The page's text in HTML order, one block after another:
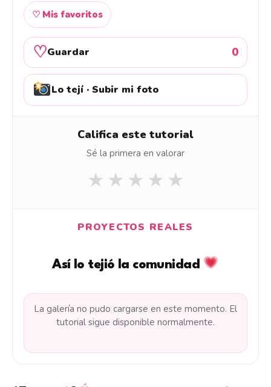
♡ Mis favoritos
♡Guardar 0
Lo tejí · Subir mi foto
Califica este tutorial
Sé la primera en valorar
★ ★ ★ ★ ★
PROYECTOS REALES
Así lo tejió la comunidad
La galería no pudo cargarse en este momento. El
tutorial sigue disponible normalmente.